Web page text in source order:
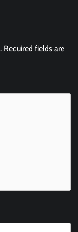
Required fields are